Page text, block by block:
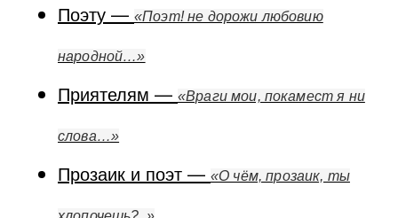
Поэту — «Поэт! не дорожи любовию
народной…»
Приятелям — «Враги мои, покамест я ни
слова…»
Прозаик и поэт — «О чём, прозаик, ты